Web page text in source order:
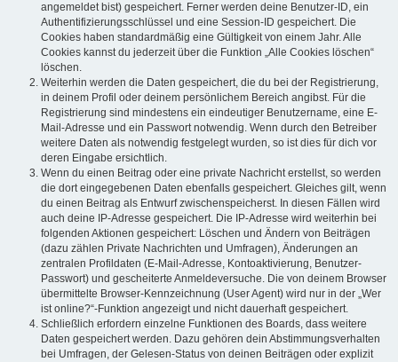
angemeldet bist) gespeichert. Ferner werden deine Benutzer-ID, ein
Authentifizierungsschlüssel und eine Session-ID gespeichert. Die
Cookies haben standardmäßig eine Gültigkeit von einem Jahr. Alle
Cookies kannst du jederzeit über die Funktion „Alle Cookies löschen“
löschen.
Weiterhin werden die Daten gespeichert, die du bei der Registrierung,
in deinem Profil oder deinem persönlichem Bereich angibst. Für die
Registrierung sind mindestens ein eindeutiger Benutzername, eine E-
Mail-Adresse und ein Passwort notwendig. Wenn durch den Betreiber
weitere Daten als notwendig festgelegt wurden, so ist dies für dich vor
deren Eingabe ersichtlich.
Wenn du einen Beitrag oder eine private Nachricht erstellst, so werden
die dort eingegebenen Daten ebenfalls gespeichert. Gleiches gilt, wenn
du einen Beitrag als Entwurf zwischenspeicherst. In diesen Fällen wird
auch deine IP-Adresse gespeichert. Die IP-Adresse wird weiterhin bei
folgenden Aktionen gespeichert: Löschen und Ändern von Beiträgen
(dazu zählen Private Nachrichten und Umfragen), Änderungen an
zentralen Profildaten (E-Mail-Adresse, Kontoaktivierung, Benutzer-
Passwort) und gescheiterte Anmeldeversuche. Die von deinem Browser
übermittelte Browser-Kennzeichnung (User Agent) wird nur in der „Wer
ist online?“-Funktion angezeigt und nicht dauerhaft gespeichert.
Schließlich erfordern einzelne Funktionen des Boards, dass weitere
Daten gespeichert werden. Dazu gehören dein Abstimmungsverhalten
bei Umfragen, der Gelesen-Status von deinen Beiträgen oder explizit